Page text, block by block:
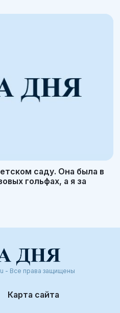
саду. Она была в
гольфах, а я за
- Все права защищены
Карта сайта